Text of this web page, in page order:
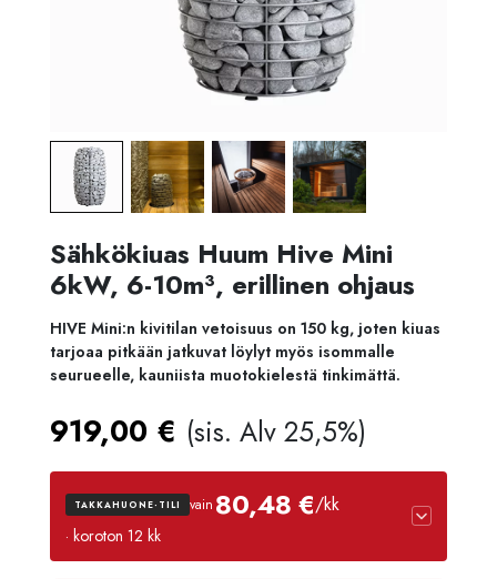
Sähkökiuas Huum Hive Mini
6kW, 6-10m³, erillinen ohjaus
HIVE Mini:n kivitilan vetoisuus on 150 kg, joten kiuas
tarjoaa pitkään jatkuvat löylyt myös isommalle
seurueelle, kauniista muotokielestä tinkimättä.
919,00 € (sis. Alv 25,5%)
TAKKAHUONE-TILI vain 80,48 €/kk
· koroton 12 kk